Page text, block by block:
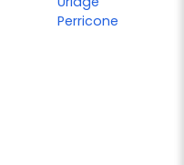
Perricone